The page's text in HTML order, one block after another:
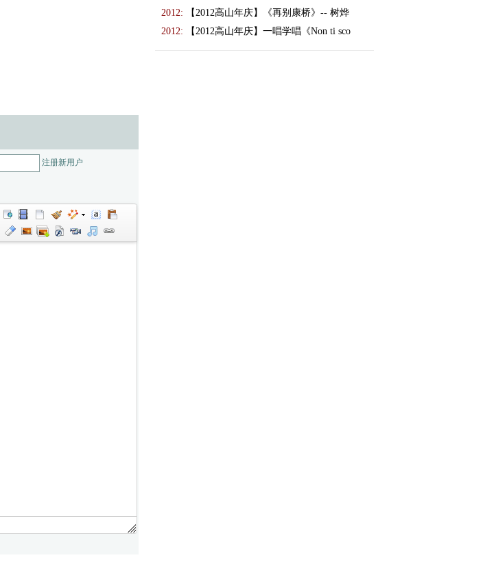
注册新用户
2012:
【2012高山年庆】《再别康桥》-- 树烨
2012:
【2012高山年庆】一唱学唱《Non ti sco